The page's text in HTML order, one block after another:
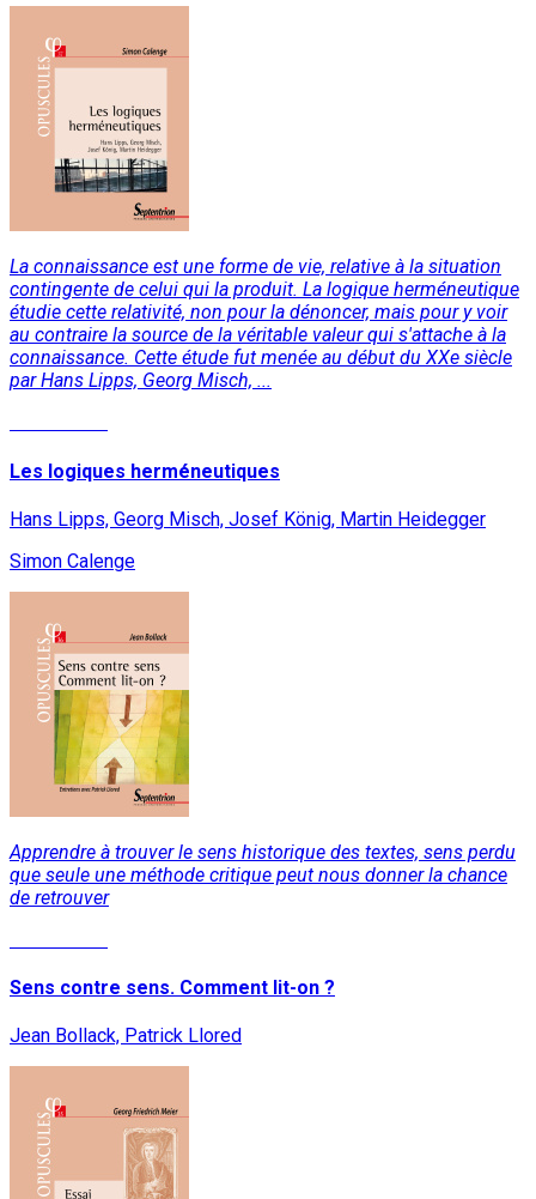
La connaissance est une forme de vie, relative à la situation
contingente de celui qui la produit. La logique herméneutique
étudie cette relativité, non pour la dénoncer, mais pour y voir
au contraire la source de la véritable valeur qui s'attache à la
connaissance. Cette étude fut menée au début du XXe siècle
par Hans Lipps, Georg Misch, ...
Les logiques herméneutiques
Hans Lipps, Georg Misch, Josef König, Martin Heidegger
Simon Calenge
Apprendre à trouver le sens historique des textes, sens perdu
que seule une méthode critique peut nous donner la chance
de retrouver
Sens contre sens. Comment lit-on ?
Jean Bollack, Patrick Llored